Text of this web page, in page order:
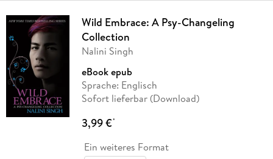
Wild Embrace: A Psy-Changeling
Collection
Nalini Singh
eBook epub
Sprache: Englisch
Sofort lieferbar (Download)
3,99 €*
Ein weiteres Format